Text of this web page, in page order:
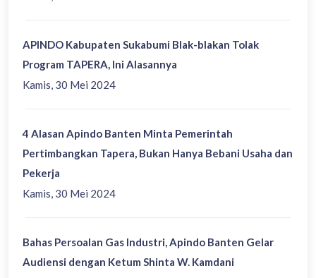
Kamis, 30 Mei 2024
APINDO Kabupaten Sukabumi Blak-blakan Tolak
Program TAPERA, Ini Alasannya
Kamis, 30 Mei 2024
4 Alasan Apindo Banten Minta Pemerintah
Pertimbangkan Tapera, Bukan Hanya Bebani Usaha dan
Pekerja
Bahas Persoalan Gas Industri, Apindo Banten Gelar
Audiensi dengan Ketum Shinta W. Kamdani